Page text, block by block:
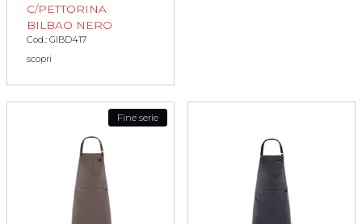
C/PETTORINA
BILBAO NERO
Cod.: GIBD417
scopri
Fine serie